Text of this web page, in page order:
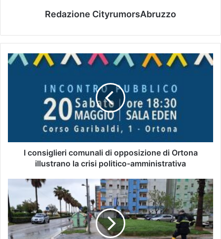
Redazione CityrumorsAbruzzo
I consiglieri comunali di opposizione di Ortona
illustrano la crisi politico-amministrativa